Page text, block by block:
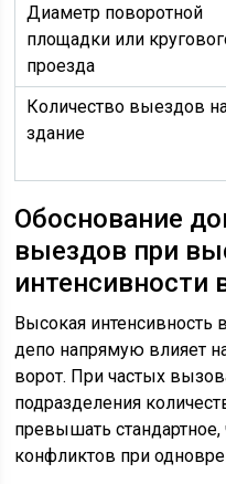
Диаметр поворотной
площадки или
проезда
Количество выездов
здание
Обоснование
выездов при
интенсивности
Высокая интенсивность
депо напрямую влияет
ворот. При частых
подразделения
превышать
конфликтов при